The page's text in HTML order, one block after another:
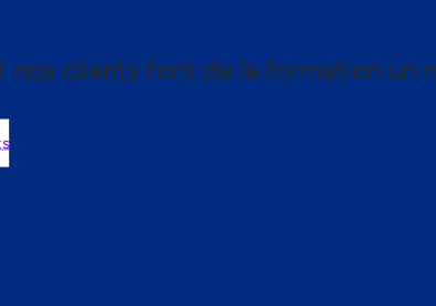
nos clients font de la formation un